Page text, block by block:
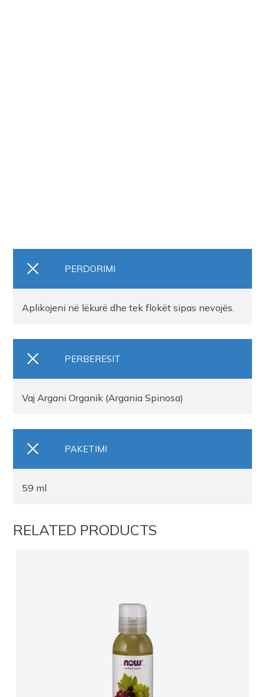
PERDORIMI
Aplikojeni në lëkurë dhe tek flokët sipas nevojës.
PERBERESIT
Vaj Argani Organik (Argania Spinosa)
PAKETIMI
59 ml
RELATED PRODUCTS